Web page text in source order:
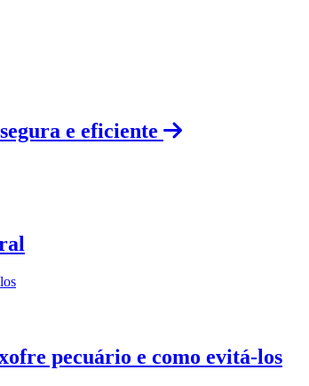
e eficiente
pecuário e como evitá-los